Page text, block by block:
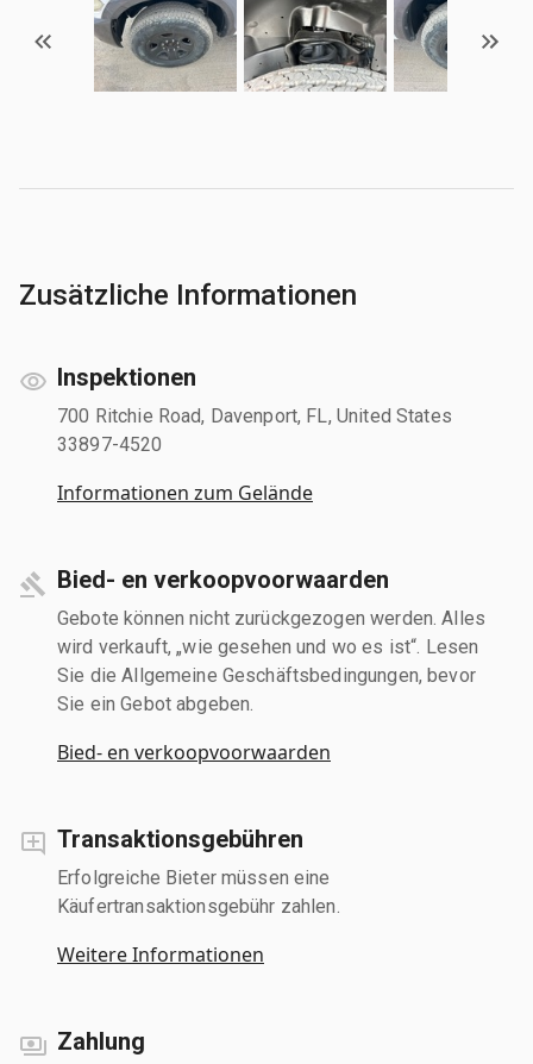
Zusätzliche Informationen
Inspektionen
700 Ritchie Road, Davenport, FL, United States
33897-4520
Informationen zum Gelände
Bied- en verkoopvoorwaarden
Gebote können nicht zurückgezogen werden. Alles
wird verkauft, „wie gesehen und wo es ist“. Lesen
Sie die Allgemeine Geschäftsbedingungen, bevor
Sie ein Gebot abgeben.
Bied- en verkoopvoorwaarden
Transaktionsgebühren
Erfolgreiche Bieter müssen eine
Käufertransaktionsgebühr zahlen.
Weitere Informationen
Zahlung